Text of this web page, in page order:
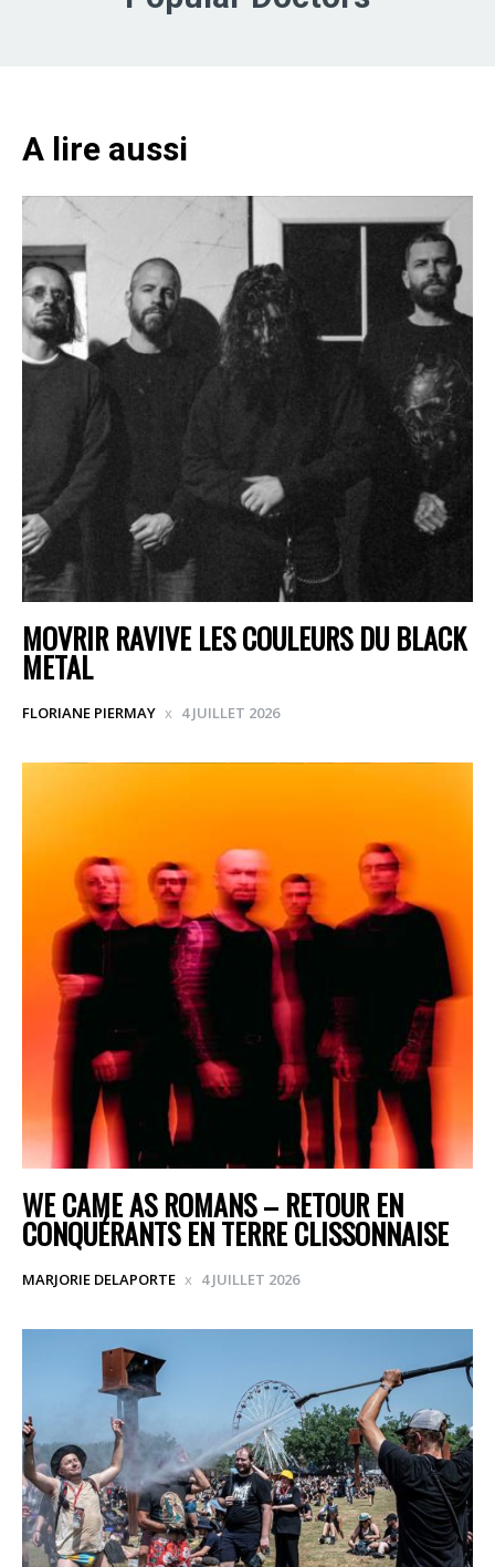
A lire aussi
MOVRIR RAVIVE LES COULEURS DU BLACK
METAL
FLORIANE PIERMAY 4 JUILLET 2026
WE CAME AS ROMANS – RETOUR EN
CONQUÉRANTS EN TERRE CLISSONNAISE
MARJORIE DELAPORTE 4 JUILLET 2026